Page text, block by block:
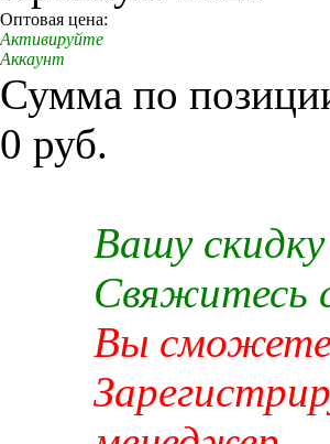
Оптовая цена:
Активируйте
Аккаунт
Сумма по
0 руб.
Вашу
Свяжитесь
Вы сможете